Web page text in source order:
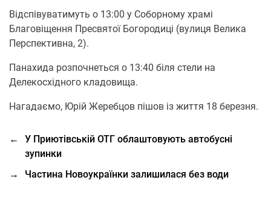
Відспівуватимуть о 13:00 у Соборному храмі
Благовіщення Пресвятої Богородиці (вулиця Велика
Перспективна, 2).
Панахида розпочнеться о 13:40 біля стели на
Делекосхідного кладовища.
Нагадаємо, Юрій Жеребцов пішов із життя 18 березня.
←
У Приютівській ОТГ облаштовують автобусні
зупинки
→
Частина Новоукраїнки залишилася без води